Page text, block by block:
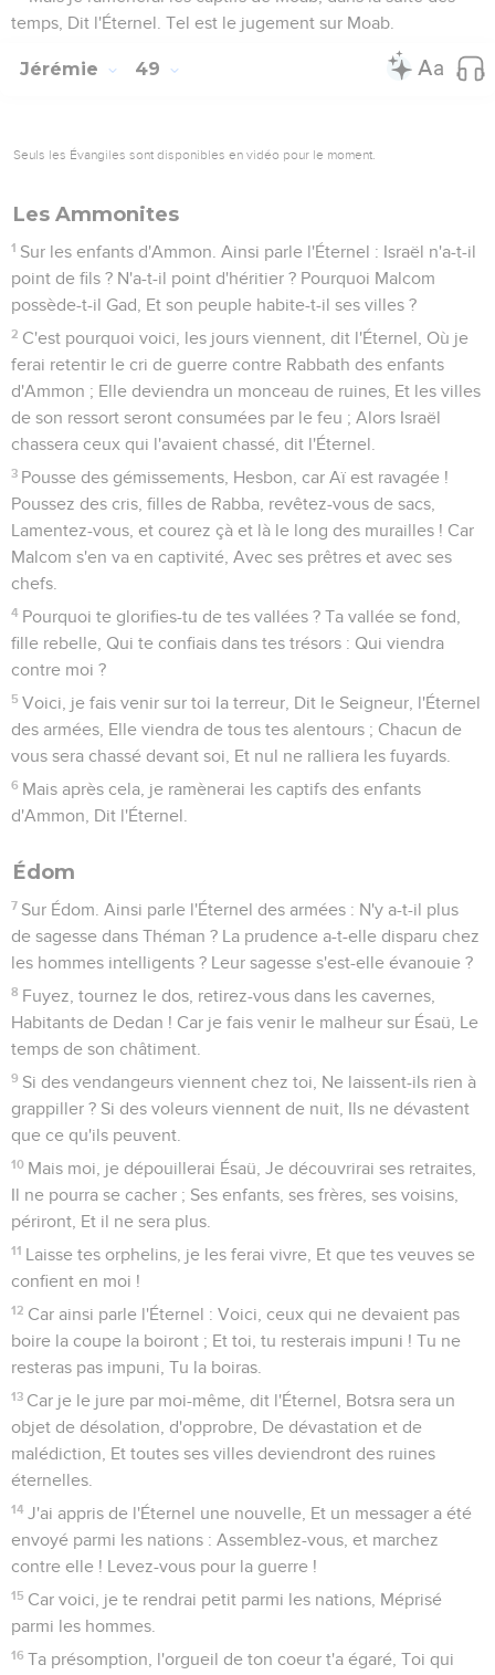
temps, Dit l'Éternel. Tel est le jugement sur Moab.
Jérémie 49
Seuls les Évangiles sont disponibles en vidéo pour le moment.
Les Ammonites
1 Sur les enfants d'Ammon. Ainsi parle l'Éternel : Israël n'a-t-il
point de fils ? N'a-t-il point d'héritier ? Pourquoi Malcom
possède-t-il Gad, Et son peuple habite-t-il ses villes ?
2 C'est pourquoi voici, les jours viennent, dit l'Éternel, Où je
ferai retentir le cri de guerre contre Rabbath des enfants
d'Ammon ; Elle deviendra un monceau de ruines, Et les villes
de son ressort seront consumées par le feu ; Alors Israël
chassera ceux qui l'avaient chassé, dit l'Éternel.
3 Pousse des gémissements, Hesbon, car Aï est ravagée !
Poussez des cris, filles de Rabba, revêtez-vous de sacs,
Lamentez-vous, et courez çà et là le long des murailles ! Car
Malcom s'en va en captivité, Avec ses prêtres et avec ses
chefs.
4 Pourquoi te glorifies-tu de tes vallées ? Ta vallée se fond,
fille rebelle, Qui te confiais dans tes trésors : Qui viendra
contre moi ?
5 Voici, je fais venir sur toi la terreur, Dit le Seigneur, l'Éternel
des armées, Elle viendra de tous tes alentours ; Chacun de
vous sera chassé devant soi, Et nul ne ralliera les fuyards.
6 Mais après cela, je ramènerai les captifs des enfants
d'Ammon, Dit l'Éternel.
Édom
7 Sur Édom. Ainsi parle l'Éternel des armées : N'y a-t-il plus
de sagesse dans Théman ? La prudence a-t-elle disparu chez
les hommes intelligents ? Leur sagesse s'est-elle évanouie ?
8 Fuyez, tournez le dos, retirez-vous dans les cavernes,
Habitants de Dedan ! Car je fais venir le malheur sur Ésaü, Le
temps de son châtiment.
9 Si des vendangeurs viennent chez toi, Ne laissent-ils rien à
grappiller ? Si des voleurs viennent de nuit, Ils ne dévastent
que ce qu'ils peuvent.
10 Mais moi, je dépouillerai Ésaü, Je découvrirai ses retraites,
Il ne pourra se cacher ; Ses enfants, ses frères, ses voisins,
périront, Et il ne sera plus.
11 Laisse tes orphelins, je les ferai vivre, Et que tes veuves se
confient en moi !
12 Car ainsi parle l'Éternel : Voici, ceux qui ne devaient pas
boire la coupe la boiront ; Et toi, tu resterais impuni ! Tu ne
resteras pas impuni, Tu la boiras.
13 Car je le jure par moi-même, dit l'Éternel, Botsra sera un
objet de désolation, d'opprobre, De dévastation et de
malédiction, Et toutes ses villes deviendront des ruines
éternelles.
14 J'ai appris de l'Éternel une nouvelle, Et un messager a été
envoyé parmi les nations : Assemblez-vous, et marchez
contre elle ! Levez-vous pour la guerre !
15 Car voici, je te rendrai petit parmi les nations, Méprisé
parmi les hommes.
16 Ta présomption, l'orgueil de ton coeur t'a égaré, Toi qui